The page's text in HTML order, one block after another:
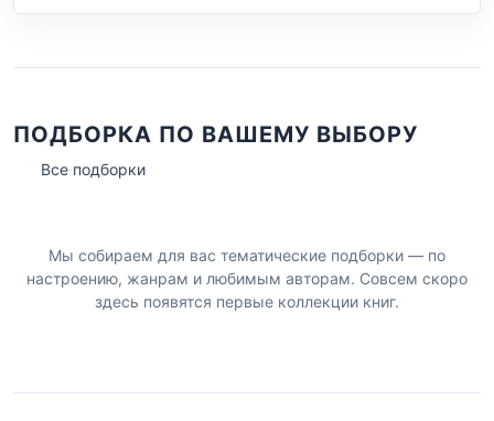
ПОДБОРКА ПО ВАШЕМУ ВЫБОРУ
Все подборки
Мы собираем для вас тематические подборки — по
настроению, жанрам и любимым авторам. Совсем скоро
здесь появятся первые коллекции книг.